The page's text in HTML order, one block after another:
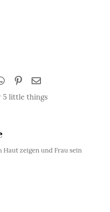
5 little things
Haut zeigen und Frau sein